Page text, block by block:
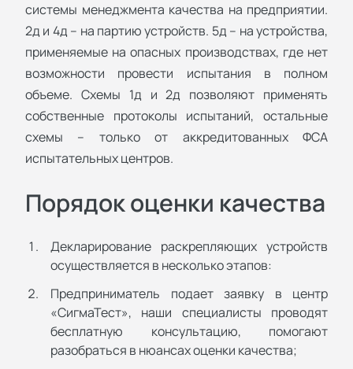
системы менеджмента качества на предприятии.
2д и 4д – на партию устройств. 5д – на устройства,
применяемые на опасных производствах, где нет
возможности провести испытания в полном
объеме. Схемы 1д и 2д позволяют применять
собственные протоколы испытаний, остальные
схемы – только от аккредитованных ФСА
испытательных центров.
Порядок оценки качества
Декларирование раскрепляющих устройств
осуществляется в несколько этапов:
Предприниматель подает заявку в центр
«СигмаТест», наши специалисты проводят
бесплатную консультацию, помогают
разобраться в нюансах оценки качества;